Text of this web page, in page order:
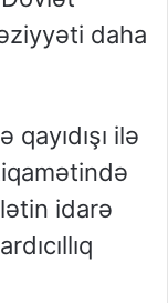
daha
ilə
idarə